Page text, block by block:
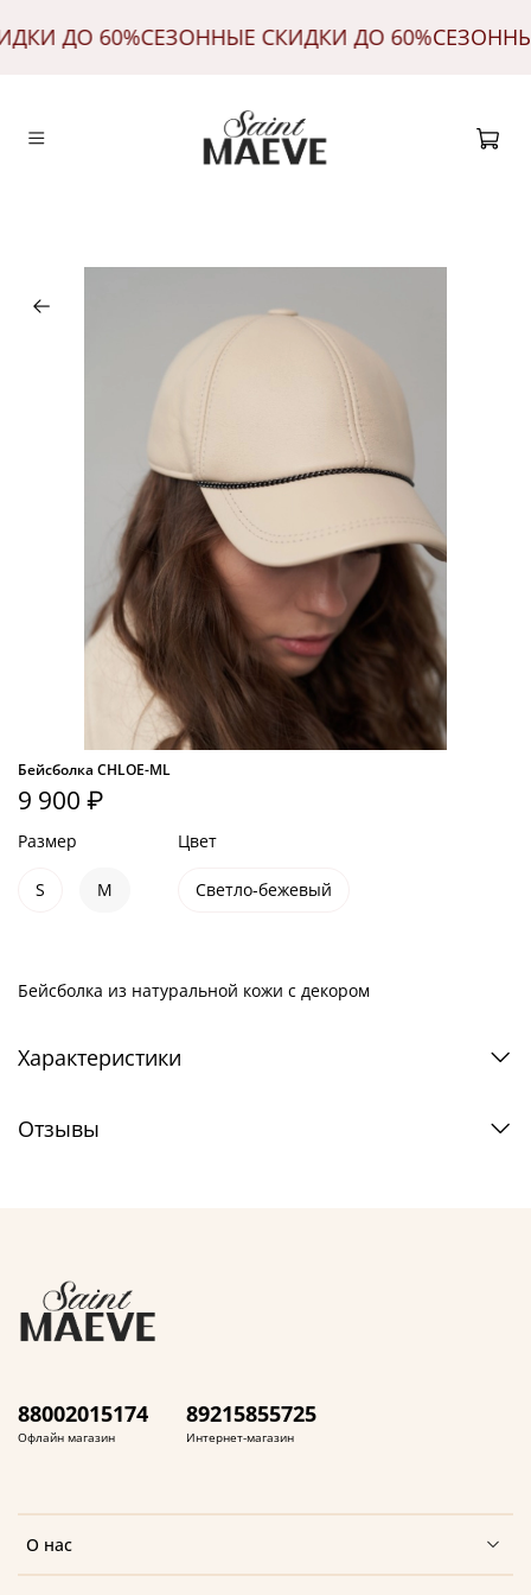
ДО 60%СЕЗОННЫЕ СКИДКИ ДО 60%
Бейсболка CHLOE-ML
9 900 ₽
Размер
S M
Цвет
Светло-бежевый
Бейсболка из натуральной кожи с декором
Характеристики
Отзывы
О нас
88002015174
Офлайн магазин
89215855725
Интернет-магазин